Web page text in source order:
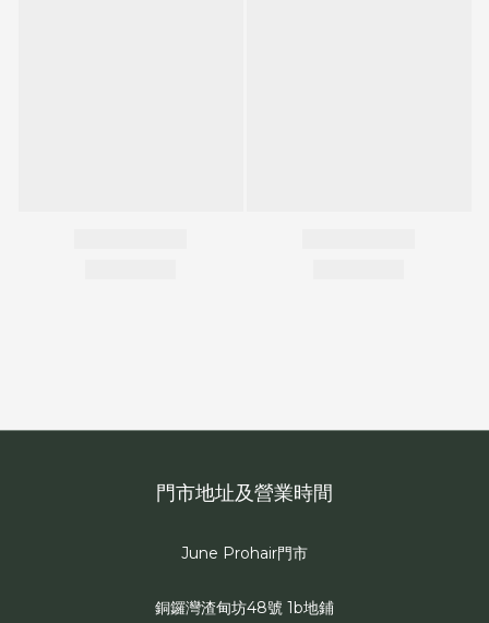
門市地址及營業時間
June Prohair門市
銅鑼灣渣甸坊48號 1b地鋪